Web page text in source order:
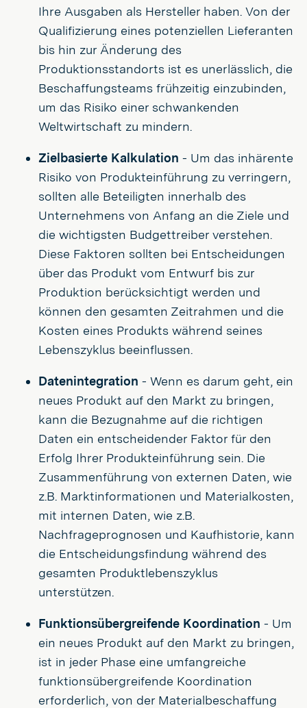
Ihre Ausgaben als Hersteller haben. Von der
Qualifizierung eines potenziellen Lieferanten
bis hin zur Änderung des
Produktionsstandorts ist es unerlässlich, die
Beschaffungsteams frühzeitig einzubinden,
um das Risiko einer schwankenden
Weltwirtschaft zu mindern.
Zielbasierte Kalkulation - Um das inhärente
Risiko von Produkteinführung zu verringern,
sollten alle Beteiligten innerhalb des
Unternehmens von Anfang an die Ziele und
die wichtigsten Budgettreiber verstehen.
Diese Faktoren sollten bei Entscheidungen
über das Produkt vom Entwurf bis zur
Produktion berücksichtigt werden und
können den gesamten Zeitrahmen und die
Kosten eines Produkts während seines
Lebenszyklus beeinflussen.
Datenintegration - Wenn es darum geht, ein
neues Produkt auf den Markt zu bringen,
kann die Bezugnahme auf die richtigen
Daten ein entscheidender Faktor für den
Erfolg Ihrer Produkteinführung sein. Die
Zusammenführung von externen Daten, wie
z.B. Marktinformationen und Materialkosten,
mit internen Daten, wie z.B.
Nachfrageprognosen und Kaufhistorie, kann
die Entscheidungsfindung während des
gesamten Produktlebenszyklus
unterstützen.
Funktionsübergreifende Koordination - Um
ein neues Produkt auf den Markt zu bringen,
ist in jeder Phase eine umfangreiche
funktionsübergreifende Koordination
erforderlich, von der Materialbeschaffung